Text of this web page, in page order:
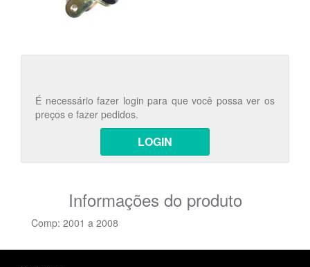
É necessário fazer login para que você possa ver os
preços e fazer pedidos.
LOGIN
Informações do produto
Comp: 2001 a 2008